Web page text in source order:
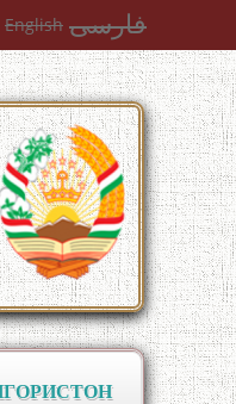
English فارسی